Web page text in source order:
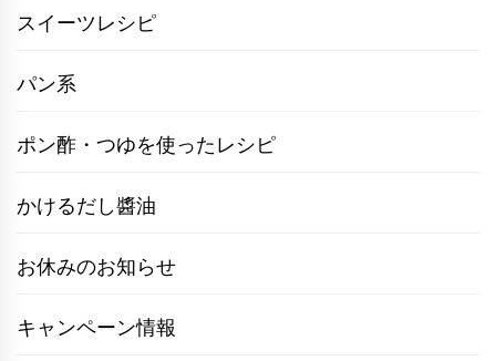
スイーツレシピ
パン系
ポン酢・つゆを使ったレシピ
かけるだし醬油
お休みのお知らせ
キャンペーン情報